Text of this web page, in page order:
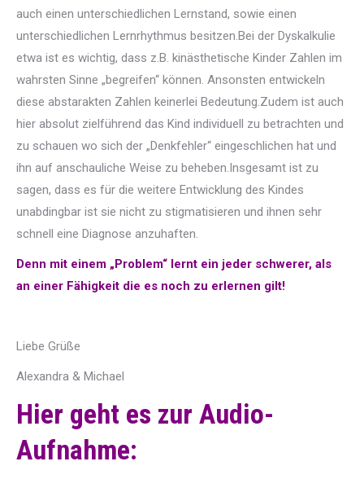
auch einen unterschiedlichen Lernstand, sowie einen
unterschiedlichen Lernrhythmus besitzen.Bei der Dyskalkulie
etwa ist es wichtig, dass z.B. kinästhetische Kinder Zahlen im
wahrsten Sinne „begreifen“ können. Ansonsten entwickeln
diese abstarakten Zahlen keinerlei Bedeutung.Zudem ist auch
hier absolut zielführend das Kind individuell zu betrachten und
zu schauen wo sich der „Denkfehler“ eingeschlichen hat und
ihn auf anschauliche Weise zu beheben.Insgesamt ist zu
sagen, dass es für die weitere Entwicklung des Kindes
unabdingbar ist sie nicht zu stigmatisieren und ihnen sehr
schnell eine Diagnose anzuhaften.
Denn mit einem „Problem“ lernt ein jeder schwerer, als
an einer Fähigkeit die es noch zu erlernen gilt!
Liebe Grüße
Alexandra & Michael
Hier geht es zur Audio-
Aufnahme: